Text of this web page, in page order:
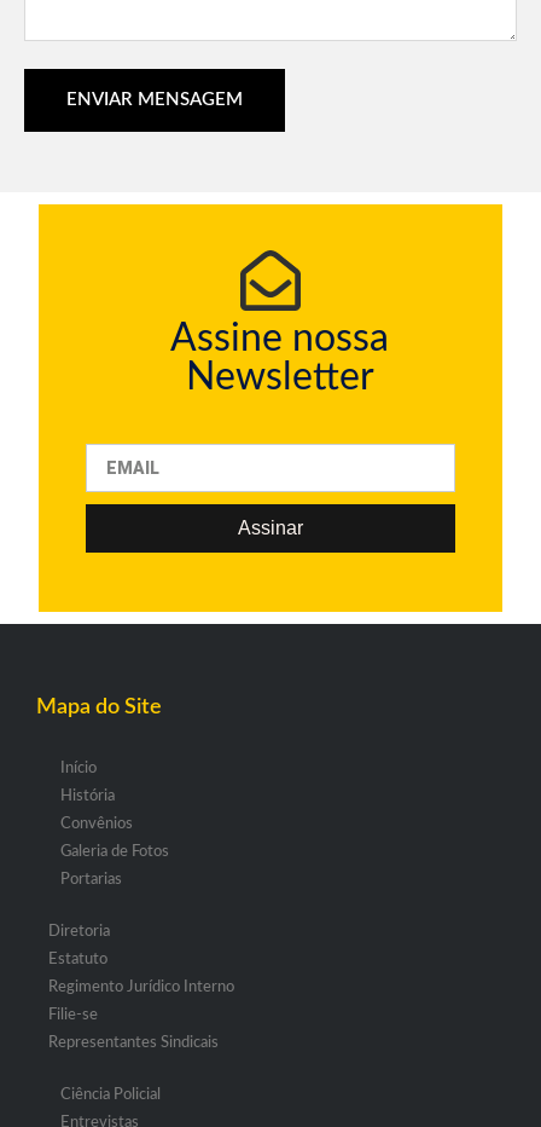
ENVIAR MENSAGEM
Assine nossa
Newsletter
Assinar
Mapa do Site
Início
História
Convênios
Galeria de Fotos
Portarias
Diretoria
Estatuto
Regimento Jurídico Interno
Filie-se
Representantes Sindicais
Ciência Policial
Entrevistas